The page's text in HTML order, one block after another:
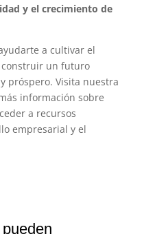
y el crecimiento de
a cultivar el
un futuro
próspero. Visita nuestra
información sobre
a recursos
empresarial y el